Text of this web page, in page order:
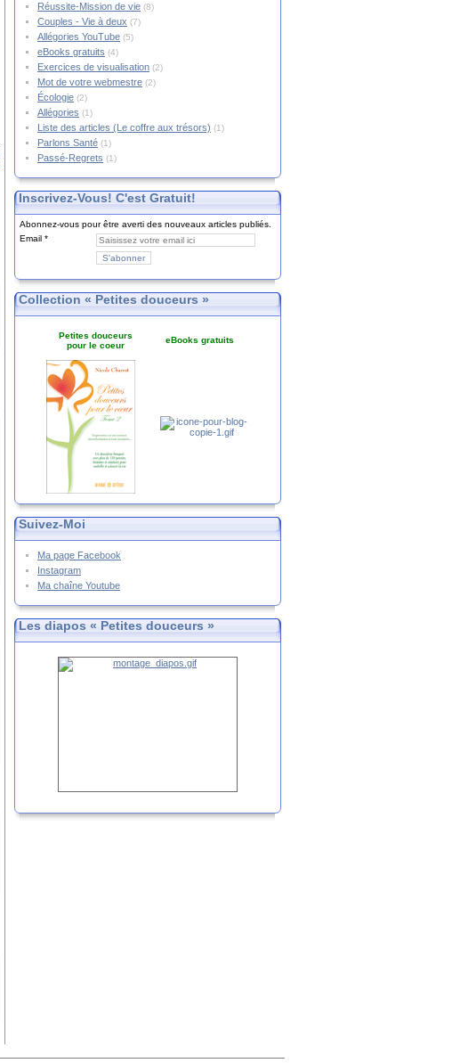
Réussite-Mission de vie (8)
Couples - Vie à deux (7)
Allégories YouTube (5)
eBooks gratuits (4)
Exercices de visualisation (2)
Mot de votre webmestre (2)
Écologie (2)
Allégories (1)
Liste des articles (Le coffre aux trésors) (1)
Parlons Santé (1)
Passé-Regrets (1)
Inscrivez-Vous! C'est Gratuit!
Abonnez-vous pour être averti des nouveaux articles publiés.
Email
Collection « Petites douceurs »
Petites douceurs
pour le coeur
eBooks gratuits
Suivez-Moi
Ma page Facebook
Instagram
Ma chaîne Youtube
Les diapos « Petites douceurs »